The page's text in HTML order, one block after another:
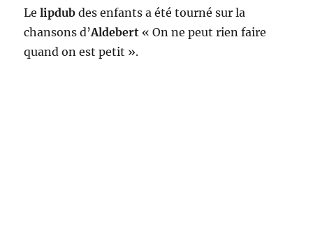
Lelipdub des enfants a été tourné sur la
chansons d’Aldebert « On ne peut rien faire
quand on est petit ».